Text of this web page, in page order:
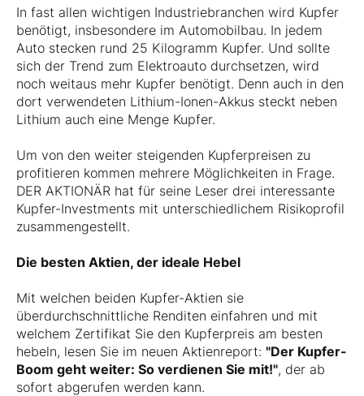
In fast allen wichtigen Industriebranchen wird Kupfer
benötigt, insbesondere im Automobilbau. In jedem
Auto stecken rund 25 Kilogramm Kupfer. Und sollte
sich der Trend zum Elektroauto durchsetzen, wird
noch weitaus mehr Kupfer benötigt. Denn auch in den
dort verwendeten Lithium-Ionen-Akkus steckt neben
Lithium auch eine Menge Kupfer.
Um von den weiter steigenden Kupferpreisen zu
profitieren kommen mehrere Möglichkeiten in Frage.
DER AKTIONÄR hat für seine Leser drei interessante
Kupfer-Investments mit unterschiedlichem Risikoprofil
zusammengestellt.
Die besten Aktien, der ideale Hebel
Mit welchen beiden Kupfer-Aktien sie
überdurchschnittliche Renditen einfahren und mit
welchem Zertifikat Sie den Kupferpreis am besten
hebeln, lesen Sie im neuen Aktienreport: "Der Kupfer-
Boom geht weiter: So verdienen Sie mit!", der ab
sofort abgerufen werden kann.